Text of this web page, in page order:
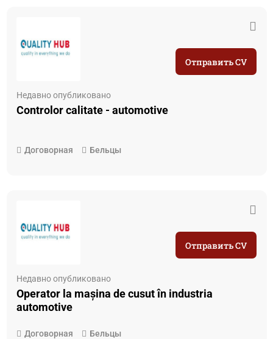
Недавно опубликовано
Controlor calitate - automotive
Договорная Бельцы
Отправить CV
Недавно опубликовано
Operator la mașina de cusut în industria
automotive
Договорная Бельцы
Отправить CV